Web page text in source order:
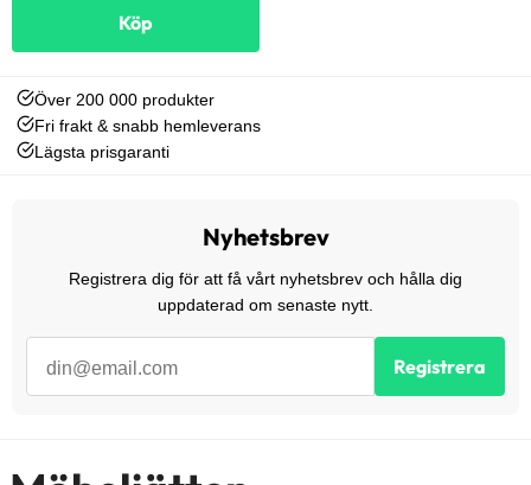
Köp
Över 200 000 produkter
Fri frakt & snabb hemleverans
Lägsta prisgaranti
Nyhetsbrev
Registrera dig för att få vårt nyhetsbrev och hålla dig
uppdaterad om senaste nytt.
Registrera